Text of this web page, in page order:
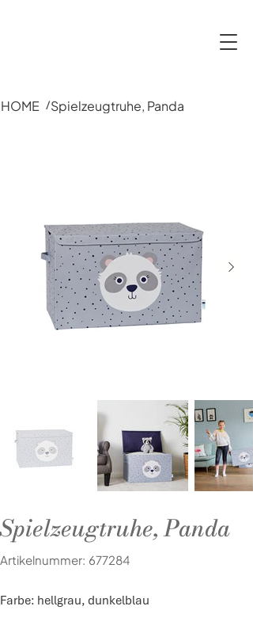
HOME /Spielzeugtruhe, Panda
Spielzeugtruhe, Panda
Artikelnummer:
Artikelnummer:
677284
677284
Farbe: hellgrau, dunkelblau